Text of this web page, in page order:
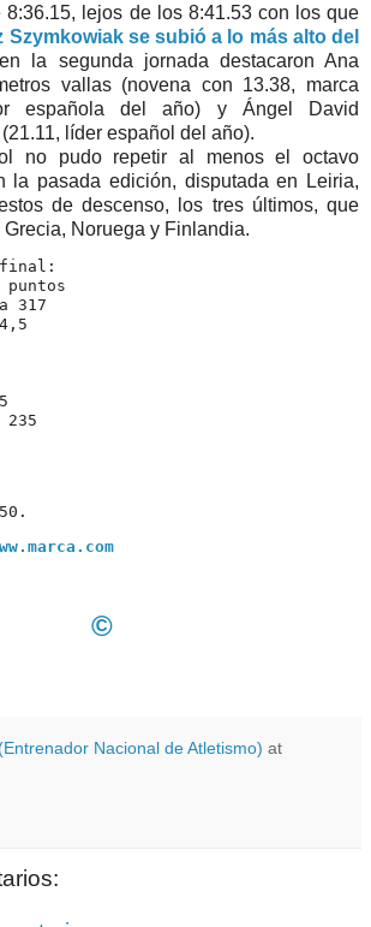
8:36.15, lejos de los 8:41.53 con los que
Szymkowiak se subió a lo más alto del
la segunda jornada destacaron Ana
vallas (novena con 13.38, marca
española del año) y Ángel David
líder español del año).
no pudo repetir al menos el octavo
la pasada edición, disputada en Leiria,
de descenso, los tres últimos, que
Noruega y Finlandia.
317
©
Nacional de Atletismo) at